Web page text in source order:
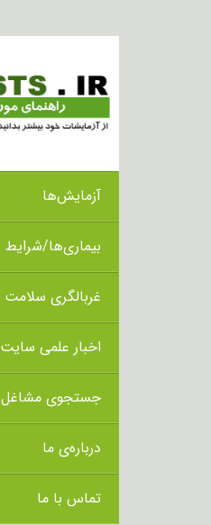
آزمایش‌ها
بیماری‌ها/شرایط
غربالگری سلامت
اخبار علمی سایت
جستجوی مشاغل
درباره‌ی ما
تماس با ما